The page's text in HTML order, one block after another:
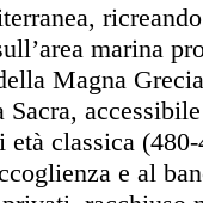
marina
Magna
classica
e al